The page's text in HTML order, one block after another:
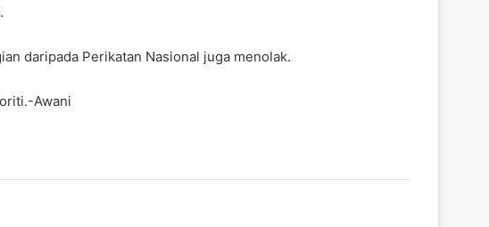
daripada Perikatan Nasional juga menolak.
Awani